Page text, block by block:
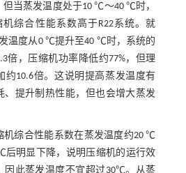
当蒸发温度处于10 ℃～40 ℃时，
机综合性能系数高于R22系统。就
温度从0 ℃提升至40 ℃时，系统的
倍，压缩机功率降低约77%，但理
约10.6倍。这说明提高蒸发温度有
、提升制热性能，但也会增大蒸发
机综合性能系数在蒸发温度约20 ℃
后明显下降，说明压缩机的运行效
因此蒸发温度不宜超过30℃。从蒸